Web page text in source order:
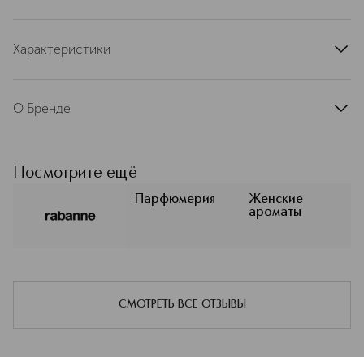
Характеристики
артикул
О Бренде
десятилетий бренд Rabanne
прокладывает путь в мире высокой
моды и парфюмерии.
Прославленный своими смелыми
границы самовыражения. Дерзкий,
заряжающий силой и энергией -
осмеливается выражать себя.
Посмотрите ещё
Парфюмерия
Женские
ароматы
СМОТРЕТЬ ВСЕ ОТЗЫВЫ